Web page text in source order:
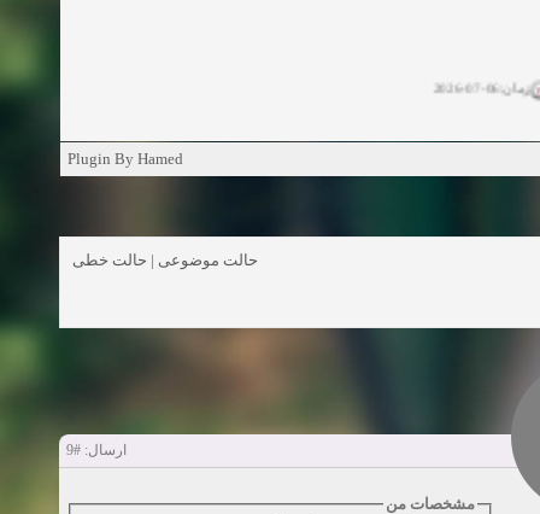
زمان:10-13-2024
Plugin By Hamed
حالت موضوعی | حالت خطی
ارسال: #9
مشخصات من